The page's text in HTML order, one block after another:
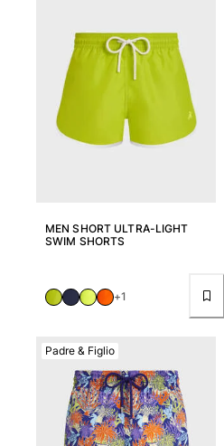
MEN SHORT ULTRA-LIGHT
SWIM SHORTS
+1
Padre & Figlio